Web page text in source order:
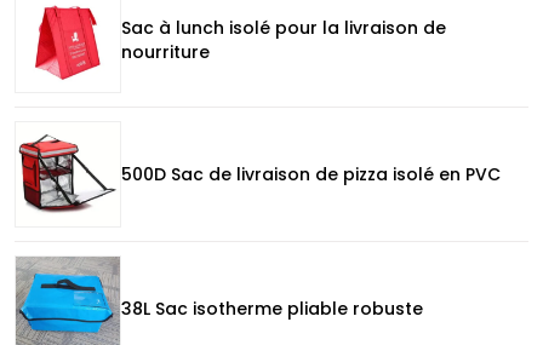
Sac à lunch isolé pour la livraison de
nourriture
500D Sac de livraison de pizza isolé en PVC
38L Sac isotherme pliable robuste